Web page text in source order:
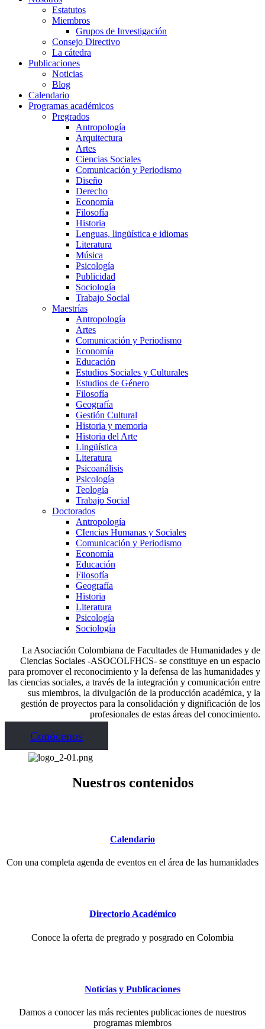
Estatutos
Miembros
Grupos de Investigación
Consejo Directivo
La cátedra
Publicaciones
Noticias
Blog
Calendario
Programas académicos
Pregrados
Antropología
Arquitectura
Artes
Ciencias Sociales
Comunicación y Periodismo
Diseño
Derecho
Economía
Filosofía
Historia
Lenguas, lingüística e idiomas
Literatura
Música
Psicología
Publicidad
Sociología
Trabajo Social
Maestrías
Antropología
Artes
Comunicación y Periodismo
Economía
Educación
Estudios Sociales y Culturales
Estudios de Género
Filosofía
Geografía
Gestión Cultural
Historia y memoria
Historia del Arte
Lingüística
Literatura
Psicoanálisis
Psicología
Teología
Trabajo Social
Doctorados
Antropología
CIencias Humanas y Sociales
Comunicación y Periodismo
Economía
Educación
Filosofía
Geografía
Historia
Literatura
Psicología
Sociología
La Asociación Colombiana de Facultades de Humanidades y de
Ciencias Sociales -ASOCOLFHCS- se constituye en un espacio
para promover el reconocimiento y la defensa de las humanidades y
las ciencias sociales, a través de la integración y comunicación entre
sus miembros, la divulgación de la producción académica, y la
gestión de proyectos para la consolidación y dignificación de los
profesionales de estas áreas del conocimiento.
Conócenos
Nuestros contenidos
Calendario
Con una completa agenda de eventos en el área de las humanidades
Directorio Académico
Conoce la oferta de pregrado y posgrado en Colombia
Noticias y Publicaciones
Damos a conocer las más recientes publicaciones de nuestros
programas miembros